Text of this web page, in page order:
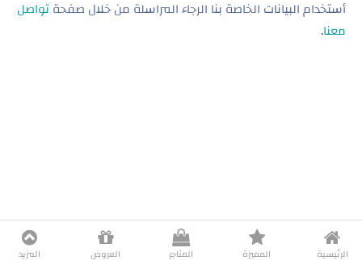
أستخدام البيانات الخاصة بنا الرجاء المراسلة من خلال صفحةتواصل
معنا.
المزيد العروض المتاجر المميزة الرئيسية